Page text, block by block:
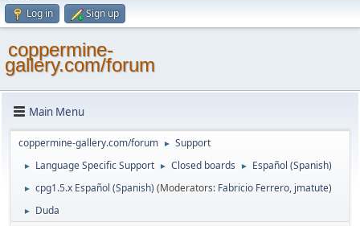
Log in Sign up
coppermine-
gallery.com/forum
Main Menu
coppermine-gallery.com/forum ► Support
► Language Specific Support ► Closed boards ► Español (Spanish)
► cpg1.5.x Español (Spanish) (Moderators: Fabricio Ferrero, jmatute)
► Duda